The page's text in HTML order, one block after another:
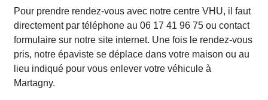
Pour prendre rendez-vous avec notre centre VHU, il faut
directement par téléphone au 06 17 41 96 75 ou contact
formulaire sur notre site internet. Une fois le rendez-vous
pris, notre épaviste se déplace dans votre maison ou au
lieu indiqué pour vous enlever votre véhicule à
Martagny.